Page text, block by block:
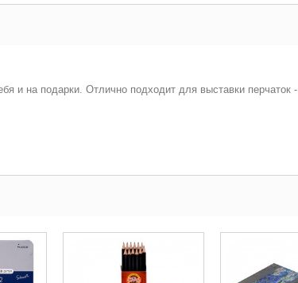
и на подарки. Отлично подходит для выставки перчаток -